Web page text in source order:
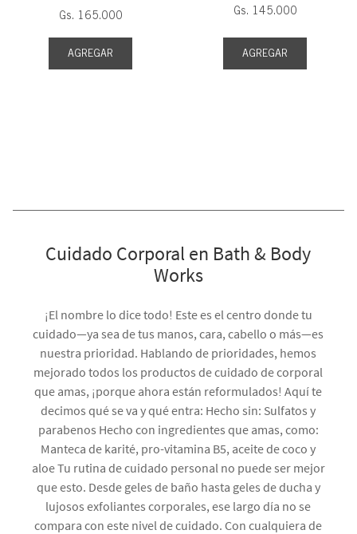
Gs. 165.000
AGREGAR
Gs. 145.000
AGREGAR
Cuidado Corporal en Bath & Body
Works
¡El nombre lo dice todo! Este es el centro donde tu
cuidado—ya sea de tus manos, cara, cabello o más—es
nuestra prioridad. Hablando de prioridades, hemos
mejorado todos los productos de cuidado de corporal
que amas, ¡porque ahora están reformulados! Aquí te
decimos qué se va y qué entra: Hecho sin: Sulfatos y
parabenos Hecho con ingredientes que amas, como:
Manteca de karité, pro-vitamina B5, aceite de coco y
aloe Tu rutina de cuidado personal no puede ser mejor
que esto. Desde geles de baño hasta geles de ducha y
lujosos exfoliantes corporales, ese largo día no se
compara con este nivel de cuidado. Con cualquiera de